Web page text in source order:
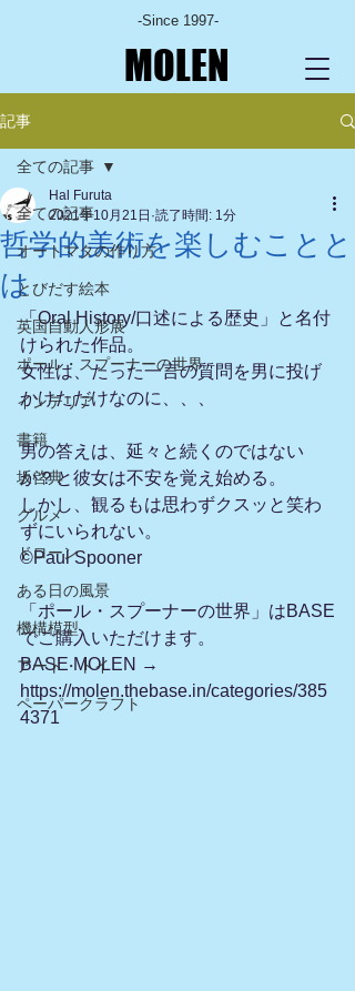
-Since 1997-
MOLEN
記事
全ての記事
オートマタの作り方
とびだす絵本
英国自動人形展
ポール・スプーナーの世界
インテリア
書籍
坂啓典
グルメ
ドローン
ある日の風景
機構模型
アート・トイ
ペーパークラフト
全ての記事
哲学的美術を楽しむことと
は
Hal Furuta
2021年10月21日 読了時間: 1分
「Oral History/口述による歴史」と名付
けられた作品。
女性は、たった一言の質問を男に投げ
かけただけなのに、、、
男の答えは、延々と続くのではない
か？と彼女は不安を覚え始める。
しかし、観るもは思わずクスッと笑わ
ずにいられない。
©Paul Spooner
「ポール・スプーナーの世界」はBASE
でご購入いただけます。
BASE MOLEN →
https://molen.thebase.in/categories/385
4371